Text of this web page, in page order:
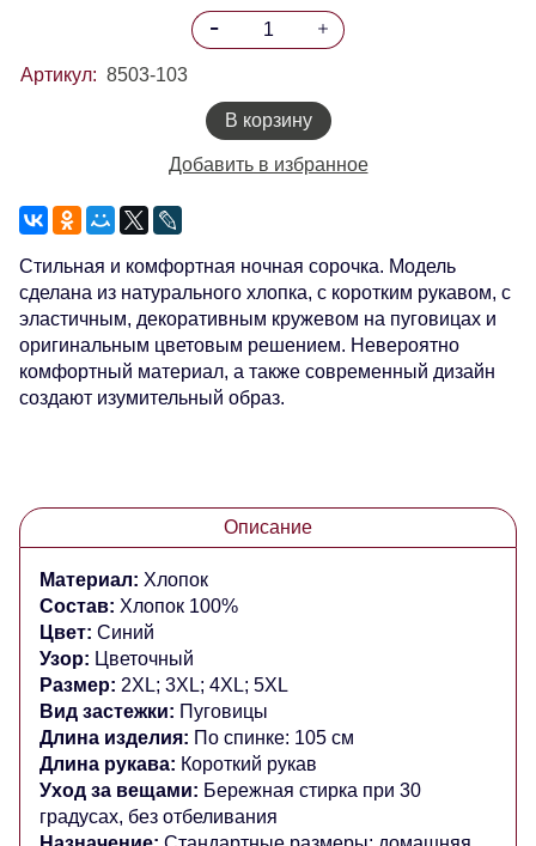
Артикул: 8503-103
В корзину
Добавить в избранное
Стильная и комфортная ночная сорочка. Модель
сделана из натурального хлопка, с коротким рукавом, с
эластичным, декоративным кружевом на пуговицах и
оригинальным цветовым решением. Невероятно
комфортный материал, а также современный дизайн
создают изумительный образ.
Описание
Материал: Хлопок
Состав: Хлопок 100%
Цвет: Синий
Узор: Цветочный
Размер: 2XL; 3XL; 4XL; 5XL
Вид застежки: Пуговицы
Длина изделия: По спинке: 105 см
Длина рукава: Короткий рукав
Уход за вещами: Бережная стирка при 30
градусах, без отбеливания